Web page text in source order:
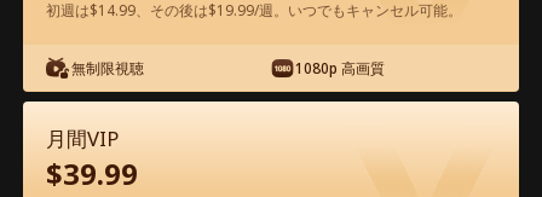
アプリ内で無料視聴可能
初週は$14.99、その後は$19.99/週。いつでもキャンセル可能。
無制限視聴 1080p 高画質
月間VIP
$39.99